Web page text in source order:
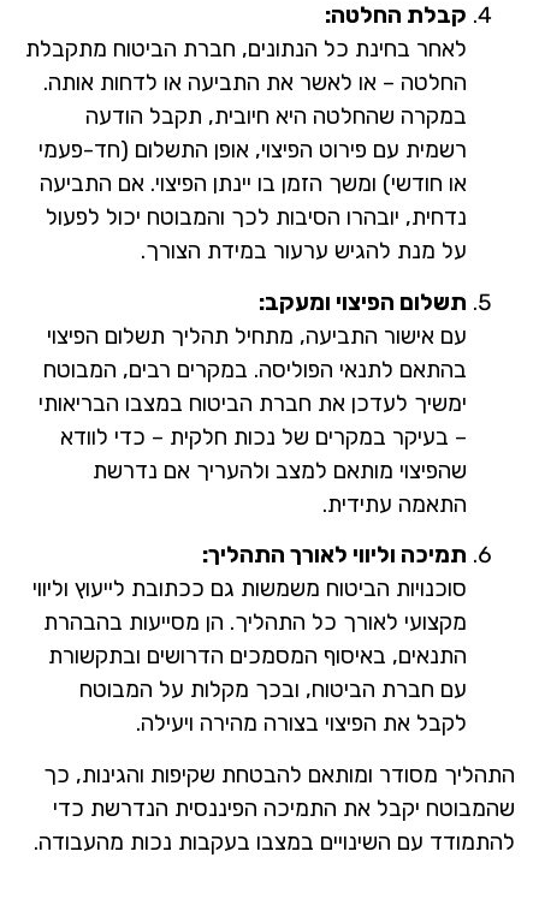
קבלת החלטה:
לאחר בחינת כל הנתונים, חברת הביטוח מתקבלת
החלטה – או לאשר את התביעה או לדחות אותה.
במקרה שהחלטה היא חיובית, תקבל הודעה
רשמית עם פירוט הפיצוי, אופן התשלום (חד-פעמי
או חודשי) ומשך הזמן בו יינתן הפיצוי. אם התביעה
נדחית, יובהרו הסיבות לכך והמבוטח יכול לפעול
על מנת להגיש ערעור במידת הצורך.
תשלום הפיצוי ומעקב:
עם אישור התביעה, מתחיל תהליך תשלום הפיצוי
בהתאם לתנאי הפוליסה. במקרים רבים, המבוטח
ימשיך לעדכן את חברת הביטוח במצבו הבריאותי
– בעיקר במקרים של נכות חלקית – כדי לוודא
שהפיצוי מותאם למצב ולהעריך אם נדרשת
התאמה עתידית.
תמיכה וליווי לאורך התהליך:
סוכנויות הביטוח משמשות גם ככתובת לייעוץ וליווי
מקצועי לאורך כל התהליך. הן מסייעות בהבהרת
התנאים, באיסוף המסמכים הדרושים ובתקשורת
עם חברת הביטוח, ובכך מקלות על המבוטח
לקבל את הפיצוי בצורה מהירה ויעילה.
התהליך מסודר ומותאם להבטחת שקיפות והגינות, כך
שהמבוטח יקבל את התמיכה הפיננסית הנדרשת כדי
להתמודד עם השינויים במצבו בעקבות נכות מהעבודה.